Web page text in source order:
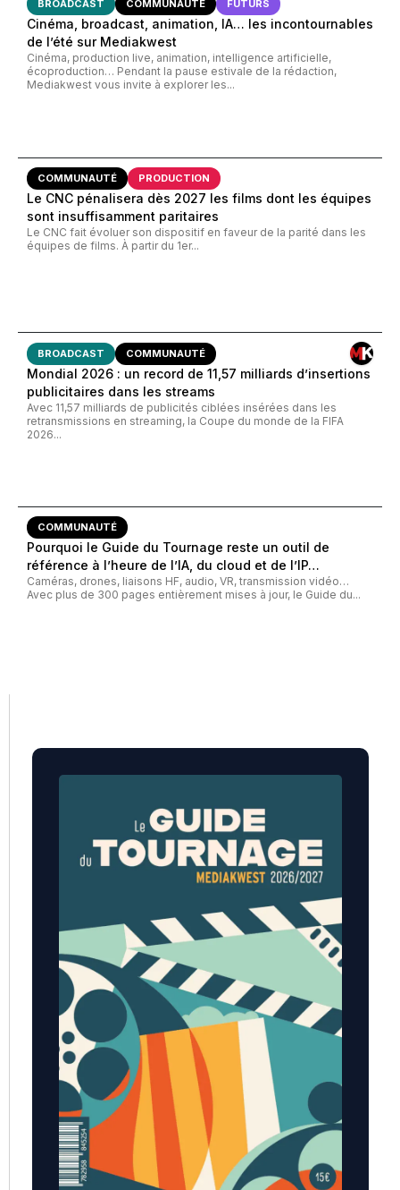
BROADCAST COMMUNAUTÉ FUTURS
Cinéma, broadcast, animation, IA… les incontournables
de l’été sur Mediakwest
Cinéma, production live, animation, intelligence artificielle,
écoproduction… Pendant la pause estivale de la rédaction,
Mediakwest vous invite à explorer les...
COMMUNAUTÉ PRODUCTION
Le CNC pénalisera dès 2027 les films dont les équipes
sont insuffisamment paritaires
Le CNC fait évoluer son dispositif en faveur de la parité dans les
équipes de films. À partir du 1er...
BROADCAST COMMUNAUTÉ
Mondial 2026 : un record de 11,57 milliards d’insertions
publicitaires dans les streams
Avec 11,57 milliards de publicités ciblées insérées dans les
retransmissions en streaming, la Coupe du monde de la FIFA
2026...
COMMUNAUTÉ
Pourquoi le Guide du Tournage reste un outil de
référence à l’heure de l’IA, du cloud et de l’IP…
Caméras, drones, liaisons HF, audio, VR, transmission vidéo…
Avec plus de 300 pages entièrement mises à jour, le Guide du...